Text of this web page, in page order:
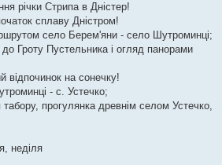
річки Стрипа в Дністер!
сплаву Дністром!
село Берем'яни - село Шутроминці;
Гроту Пустельника і огляд панорами
відпочинок на сонечку!
- с. Устечко;
прогулянка древнім селом Устечко,
неділя